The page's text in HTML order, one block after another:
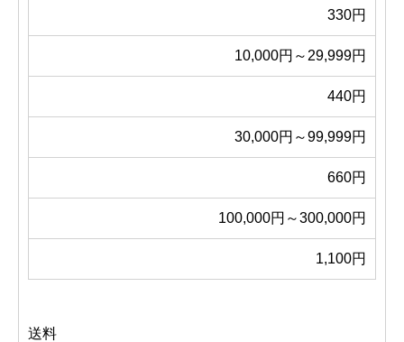
330円
10,000円～29,999円
440円
30,000円～99,999円
660円
100,000円～300,000円
1,100円
送料